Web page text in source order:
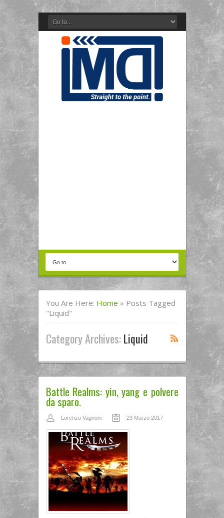
You Are Here: Home » Posts Tagged
"Liquid"
Category Archives:Liquid
Battle Realms: yin, yang e polvere
da sparo.
Lorenzo Vagnoni 23 Marzo 2017